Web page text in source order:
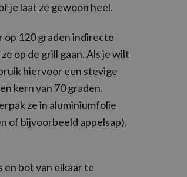
je laat ze gewoon heel.
op 120 graden indirecte
op de grill gaan. Als je wilt
hiervoor een stevige
kern van 70 graden.
ze in aluminiumfolie
of bijvoorbeeld appelsap).
bot van elkaar te